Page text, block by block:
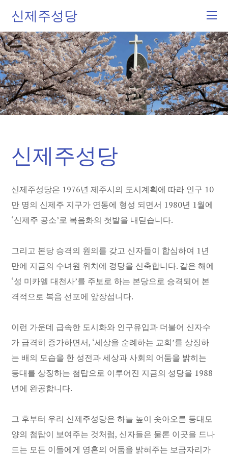
신제주성당
신제주성당
신제주성당은 1976년 제주시의 도시계획에 따라 인구 10
만 명의 신제주 지구가 연동에 형성 되면서 1980년 1월에
‘신제주 공소’로 복음화의 첫발을 내딛습니다.
그리고 본당 승격의 원의를 갖고 신자들이 합심하여 1년
만에 지금의 수녀원 위치에 경당을 신축합니다. 같은 해에
‘성 미카엘 대천사’를 주보로 하는 본당으로 승격되어 본
격적으로 복음 선포에 앞장섭니다.
이런 가운데 급속한 도시화와 인구유입과 더불어 신자수
가 급격히 증가하면서, ‘세상을 순례하는 교회’를 상징하
는 배의 모습을 한 성전과 세상과 사회의 어둠을 밝히는
등대를 상징하는 첨탑으로 이루어진 지금의 성당을 1988
년에 완공합니다.
그 후부터 우리 신제주성당은 하늘 높이 솟아오른 등대모
양의 첨탑이 보여주는 것처럼, 신자들은 물론 이곳을 드나
드는 모든 이들에게 영혼의 어둠을 밝혀주는 보금자리가